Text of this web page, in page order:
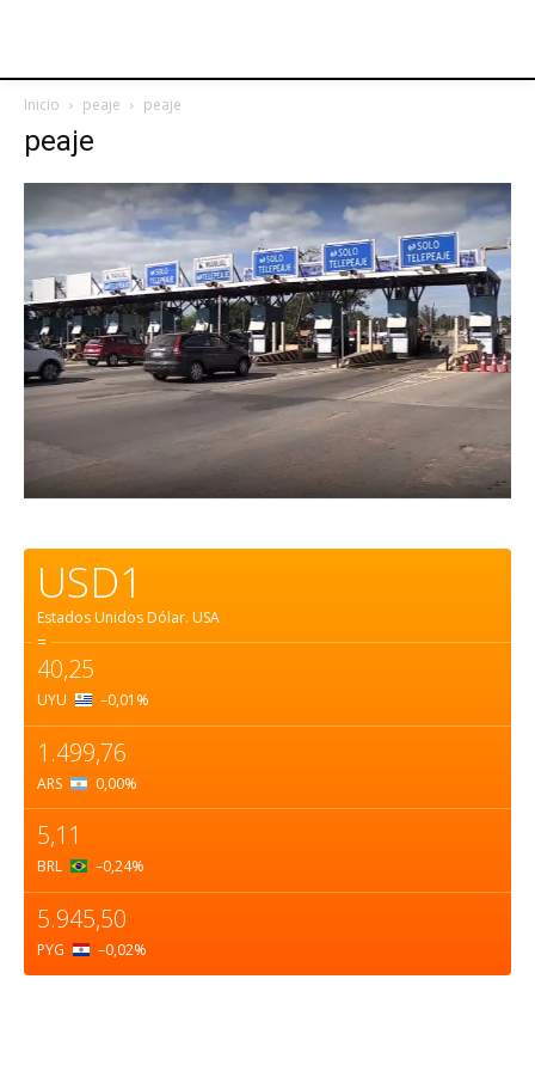
Inicio peaje peaje
peaje
USD1
Estados Unidos Dólar. USA
=
40,25
UYU –0,01 %
1.499,76
ARS 0,00%
5,11
BRL –0,24%
5.945,50
PYG –0,02%